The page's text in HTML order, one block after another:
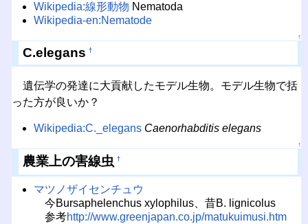
Wikipedia:線形動物 Nematoda
Wikipedia-en:Nematode
↑
C.elegans †
遺伝学の発達に大貢献したモデル生物。モデル生物で括
った方が良いか？
Wikipedia:C._elegans Caenorhabditis elegans
↑
農業上の害線虫 †
マツノザイセンチュウ
今Bursaphelenchus xylophilus、昔B. lignicolus
参考http://www.greenjapan.co.jp/matukuimusi.htm